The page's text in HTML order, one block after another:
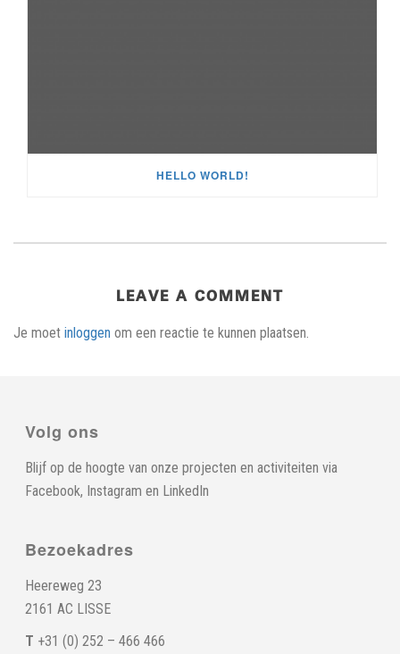
HELLO WORLD!
LEAVE A COMMENT
Je moet inloggen om een reactie te kunnen plaatsen.
Volg ons
Blijf op de hoogte van onze projecten en activiteiten via
Facebook, Instagram en LinkedIn
Bezoekadres
Heereweg 23
2161 AC LISSE
T +31 (0) 252 – 466 466